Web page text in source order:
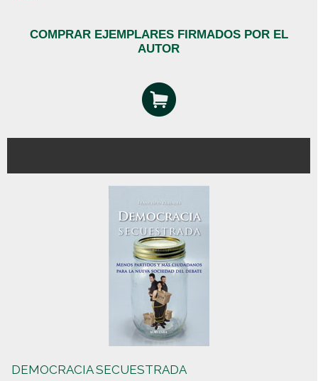
COMPRAR EJEMPLARES FIRMADOS POR EL
AUTOR
DEMOCRACIA SECUESTRADA